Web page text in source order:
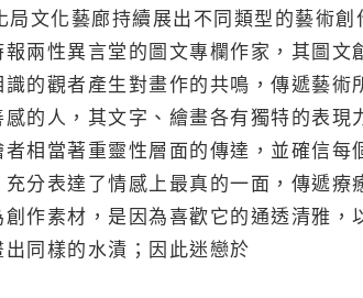
文化藝廊持續展出不同類型的藝術創
兩性異言堂的圖文專欄作家，其圖文
的觀者產生對畫作的共鳴，傳遞藝術
的人，其文字、繪畫各有獨特的表現
相當著重靈性層面的傳達，並確信每
分表達了情感上最真的一面，傳遞
作素材，是因為喜歡它的通透清雅，
同樣的水漬；因此迷戀於